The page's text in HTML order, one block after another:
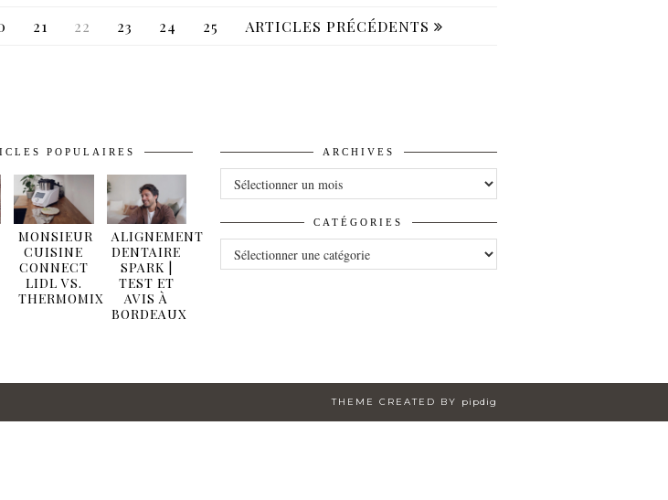
21 22 23 24 25 ARTICLES PRÉCÉDENTS
POPULAIRES
MONSIEUR
CUISINE
CONNECT
LIDL VS.
THERMOMIX
ALIGNEMENT
DENTAIRE
SPARK |
TEST ET
AVIS À
BORDEAUX
ARCHIVES
ARCHIVES
CATÉGORIES
CATÉGORIES
THEME CREATED BY pipdig